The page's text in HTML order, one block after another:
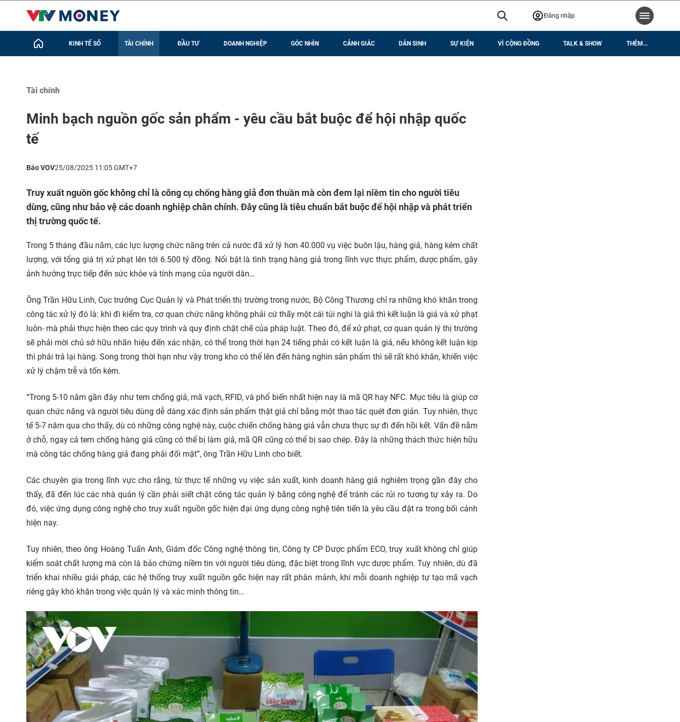
Đăng nhập
KINH TẾ SỐ TÀI CHÍNH ĐẦU TƯ DOANH NGHIỆP GÓC NHÌN CẢNH GIÁC DÂN SINH SỰ KIỆN VÌ CỘNG ĐỒNG TALK & SHOW THÊM...
Tài chính
Minh bạch nguồn gốc sản phẩm - yêu cầu bắt buộc để hội nhập quốc
tế
Báo VOV25/08/2025 11:05 GMT+7
Truy xuất nguồn gốc không chỉ là công cụ chống hàng giả đơn thuần mà còn đem lại niềm tin cho người tiêu
dùng, cũng như bảo vệ các doanh nghiệp chân chính. Đây cũng là tiêu chuẩn bắt buộc để hội nhập và phát triển
thị trường quốc tế.
Trong 5 tháng đầu năm, các lực lượng chức năng trên cả nước đã xử lý hơn 40.000 vụ việc buôn lậu, hàng giả, hàng kém chất
lượng, với tổng giá trị xử phạt lên tới 6.500 tỷ đồng. Nổi bật là tình trạng hàng giả trong lĩnh vực thực phẩm, dược phẩm, gây
ảnh hưởng trực tiếp đến sức khỏe và tính mạng của người dân…
Ông Trần Hữu Linh, Cục trưởng Cục Quản lý và Phát triển thị trường trong nước, Bộ Công Thương chỉ ra những khó khăn trong
công tác xử lý đó là: khi đi kiểm tra, cơ quan chức năng không phải cứ thấy một cái túi nghi là giả thì kết luận là giả và xử phạt
luôn- mà phải thực hiện theo các quy trình và quy định chặt chẽ của pháp luật. Theo đó, để xử phạt, cơ quan quản lý thị trường
sẽ phải mời chủ sở hữu nhãn hiệu đến xác nhận, có thể trong thời hạn 24 tiếng phải có kết luận là giả, nếu không kết luận kịp
thì phải trả lại hàng. Song trong thời hạn như vậy trong kho có thể lên đến hàng nghìn sản phẩm thì sẽ rất khó khăn, khiến việc
xử lý chậm trễ và tốn kém.
“Trong 5-10 năm gần đây như tem chống giả, mã vạch, RFID, và phổ biến nhất hiện nay là mã QR hay NFC. Mục tiêu là giúp cơ
quan chức năng và người tiêu dùng dễ dàng xác định sản phẩm thật giả chỉ bằng một thao tác quét đơn giản. Tuy nhiên, thực
tế 5-7 năm qua cho thấy, dù có những công nghệ này, cuộc chiến chống hàng giả vẫn chưa thực sự đi đến hồi kết. Vấn đề nằm
ở chỗ, ngay cả tem chống hàng giả cũng có thể bị làm giả, mã QR cũng có thể bị sao chép. Đây là những thách thức hiện hữu
mà công tác chống hàng giả đang phải đối mặt”, ông Trần Hữu Linh cho biết.
Các chuyên gia trong lĩnh vực cho rằng, từ thực tế những vụ việc sản xuất, kinh doanh hàng giả nghiêm trọng gần đây cho
thấy, đã đến lúc các nhà quản lý cần phải siết chặt công tác quản lý bằng công nghệ để tránh các rủi ro tương tự xảy ra. Do
đó, việc ứng dụng công nghệ cho truy xuất nguồn gốc hiện đại ứng dụng công nghệ tiên tiến là yêu cầu đặt ra trong bối cảnh
hiện nay.
Tuy nhiên, theo ông Hoàng Tuấn Anh, Giám đốc Công nghệ thông tin, Công ty CP Dược phẩm ECO, truy xuất không chỉ giúp
kiểm soát chất lượng mà còn là bảo chứng niềm tin với người tiêu dùng, đặc biệt trong lĩnh vực dược phẩm. Tuy nhiên, dù đã
triển khai nhiều giải pháp, các hệ thống truy xuất nguồn gốc hiện nay rất phân mảnh, khi mỗi doanh nghiệp tự tạo mã vạch
riêng gây khó khăn trong việc quản lý và xác minh thông tin…